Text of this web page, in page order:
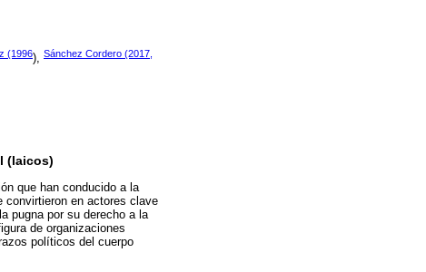
(1996), Sánchez Cordero (2017,
(laicos)
que han conducido a la
convirtieron en actores clave
pugna por su derecho a la
de organizaciones
políticos del cuerpo